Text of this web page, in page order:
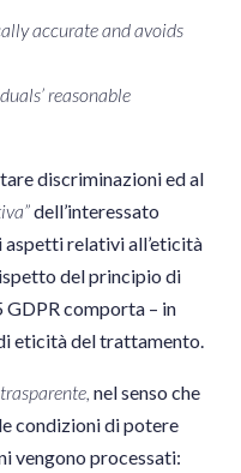
accurate and avoids
reasonable
discriminazioni ed al
dell’interessato
relativi all’eticità
del principio di
GDPR comporta – in
eticità del trattamento.
trasparente, nel senso che
condizioni di potere
vengono processati: